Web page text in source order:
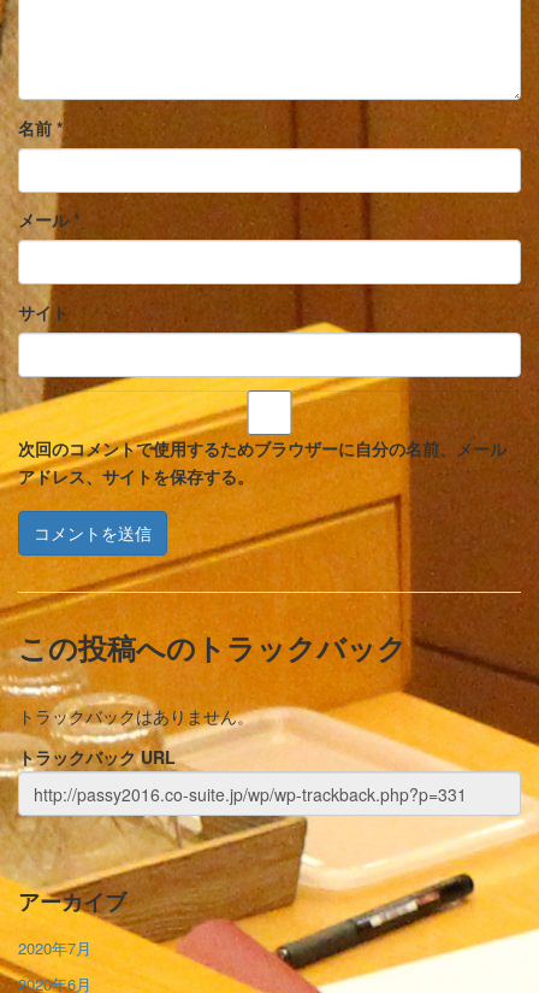
名前 *
メール*
サイト
次回のコメントで使用するためブラウザーに自分の名前、メール
アドレス、サイトを保存する。
この投稿へのトラックバック
トラックバックはありません。
トラックバック URL
アーカイブ
2020年7月
2020年6月